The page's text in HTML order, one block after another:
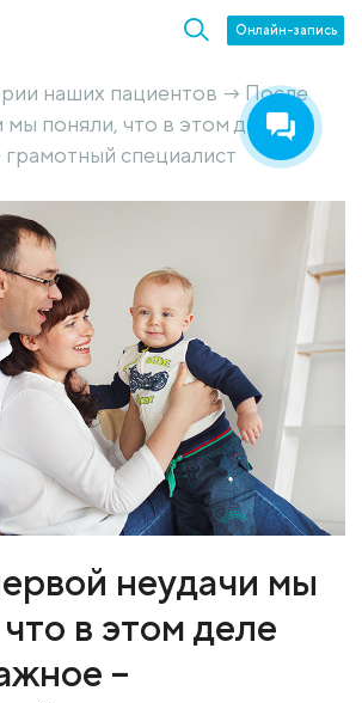
Онлайн-запись
наших пациентов → После
мы поняли, что в этом деле
специалист
неудачи мы
в этом деле
–